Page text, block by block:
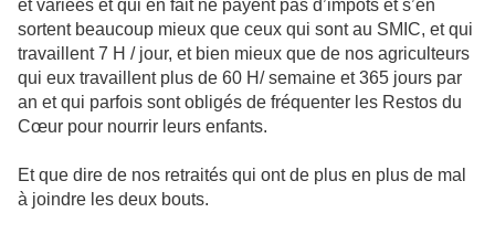
et variées et qui en fait ne payent pas d’impôts et s’en
sortent beaucoup mieux que ceux qui sont au SMIC, et qui
travaillent 7 H / jour, et bien mieux que de nos agriculteurs
qui eux travaillent plus de 60 H/ semaine et 365 jours par
an et qui parfois sont obligés de fréquenter les Restos du
Cœur pour nourrir leurs enfants.
Et que dire de nos retraités qui ont de plus en plus de mal
à joindre les deux bouts.